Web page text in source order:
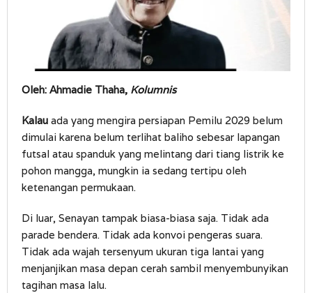
Oleh: Ahmadie Thaha, Kolumnis
Kalau ada yang mengira persiapan Pemilu 2029 belum
dimulai karena belum terlihat baliho sebesar lapangan
futsal atau spanduk yang melintang dari tiang listrik ke
pohon mangga, mungkin ia sedang tertipu oleh
ketenangan permukaan.
Di luar, Senayan tampak biasa-biasa saja. Tidak ada
parade bendera. Tidak ada konvoi pengeras suara.
Tidak ada wajah tersenyum ukuran tiga lantai yang
menjanjikan masa depan cerah sambil menyembunyikan
tagihan masa lalu.